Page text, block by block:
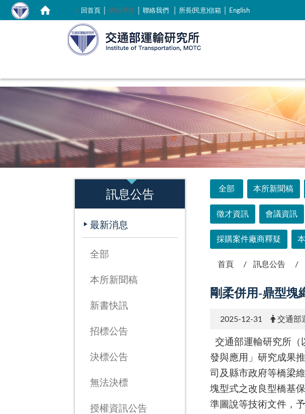
::: 回首頁｜ 網站導覽 聯絡我們｜ 所長(民意)信箱｜ English
訊息公告
最新消息
全部
本所新聞稿
新書快訊
招標公告
決標公告
無法決標
授權資訊公告
全部 本所新聞稿
徵才資訊 會議資訊
採購案件廠商釋疑
首頁 訊息公告
剛柔併用-鼎型塊
2025-12-31 交通部
交通部運輸研究所（
發與應用」研究成果
司及縣市政府等橋梁
塊型式之改良型橋基
準圖說等技術文件，